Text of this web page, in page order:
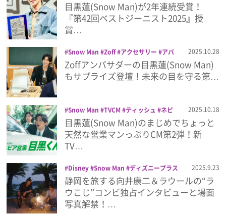
プレゼント
インタビュー
フィルム
Emoメン
ランキング
Emo!miuとは？
免責事項
ストジーニスト 目黒蓮 第42回ベストジ
ーニスト2025
目黒蓮(Snow Man)が2年連続受賞！
『第42回ベストジーニスト2025』授
賞…
Snow Man Zoff アクセサリー
アパ
レル サングラス ゾフ 目黒蓮
2025.10.28
Zoffアンバサダーの目黒蓮(Snow Man)
もサプライズ登壇！未来の目を守る第…
Snow Man TVCM ティッシュ
ネピ
ア ネピア ティシュ 目黒蓮
2025.10.18
目黒蓮(Snow Man)のまじめでちょっと
天然な営業マンっぷりCM第2弾！新
TV…
Disney Snow Man
ディズニープラス
ラウール 佐久間大介 向井康二
宮舘
涼太
岩本照 旅するSnow Man
深澤辰
哉 渡辺翔太 目黒蓮 阿部亮平
2025.9.23
静岡を旅する向井康二＆ラウールの“ラ
ウこじ”コンビ独占インタビューと場面
写真解禁！…